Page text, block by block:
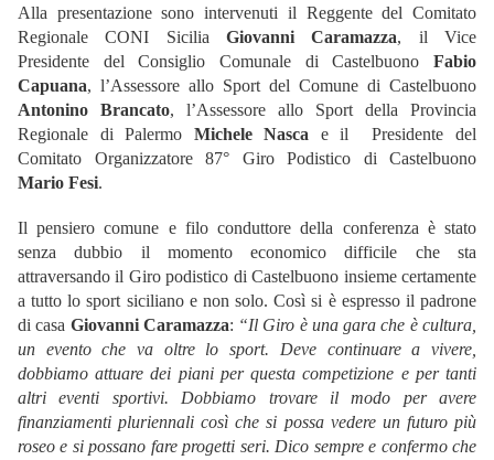
Alla presentazione sono intervenuti il Reggente del Comitato
Regionale CONI Sicilia Giovanni Caramazza, il Vice
Presidente del Consiglio Comunale di Castelbuono Fabio
Capuana, l’Assessore allo Sport del Comune di Castelbuono
Antonino Brancato, l’Assessore allo Sport della Provincia
Regionale di Palermo Michele Nasca e il Presidente del
Comitato Organizzatore 87° Giro Podistico di Castelbuono
Mario Fesi.
Il pensiero comune e filo conduttore della conferenza è stato
senza dubbio il momento economico difficile che sta
attraversando il Giro podistico di Castelbuono insieme certamente
a tutto lo sport siciliano e non solo. Così si è espresso il padrone
di casa Giovanni Caramazza: “Il Giro è una gara che è cultura,
un evento che va oltre lo sport. Deve continuare a vivere,
dobbiamo attuare dei piani per questa competizione e per tanti
altri eventi sportivi. Dobbiamo trovare il modo per avere
finanziamenti pluriennali così che si possa vedere un futuro più
roseo e si possano fare progetti seri. Dico sempre e confermo che